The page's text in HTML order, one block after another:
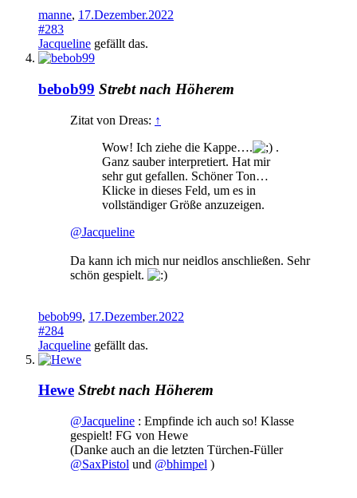
manne, 17.Dezember.2022
#283
Jacqueline gefällt das.
bebob99 Strebt nach Höherem
Zitat von Dreas: ↑
Wow! Ich ziehe die Kappe….
.
Ganz sauber interpretiert. Hat mir
sehr gut gefallen. Schöner Ton…
Klicke in dieses Feld, um es in
vollständiger Größe anzuzeigen.
@Jacqueline
Da kann ich mich nur neidlos anschließen. Sehr
schön gespielt.
bebob99, 17.Dezember.2022
#284
Jacqueline gefällt das.
Hewe Strebt nach Höherem
@Jacqueline : Empfinde ich auch so! Klasse
gespielt! FG von Hewe
(Danke auch an die letzten Türchen-Füller
@SaxPistol und @bhimpel )